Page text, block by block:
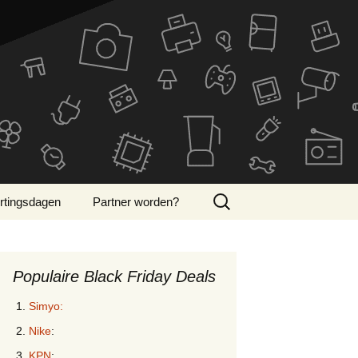
Partner worden?
Zoeken
naar:
Populaire Black Friday Deals
Simyo:
Nike: